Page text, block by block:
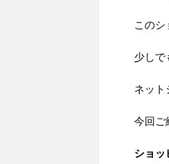
このシ
少しで
ネット
今回ご
ショッ